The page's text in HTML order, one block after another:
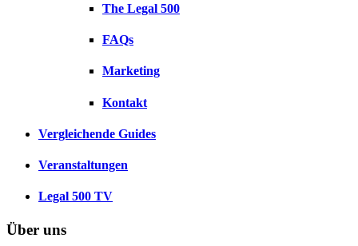
The Legal 500
FAQs
Marketing
Kontakt
Vergleichende Guides
Veranstaltungen
Legal 500 TV
Über uns